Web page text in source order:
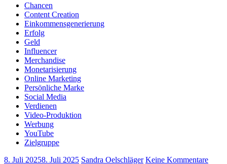
Chancen
Content Creation
Einkommensgenerierung
Erfolg
Geld
Influencer
Merchandise
Monetarisierung
Online Marketing
Persönliche Marke
Social Media
Verdienen
Video-Produktion
Werbung
YouTube
Zielgruppe
8. Juli 20258. Juli 2025 Sandra Oelschläger Keine Kommentare